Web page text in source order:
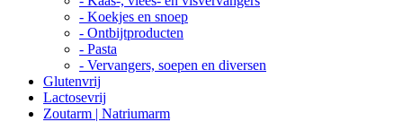
- Koekjes en snoep
- Ontbijtproducten
- Pasta
- Vervangers, soepen en diversen
Glutenvrij
Lactosevrij
Zoutarm | Natriumarm